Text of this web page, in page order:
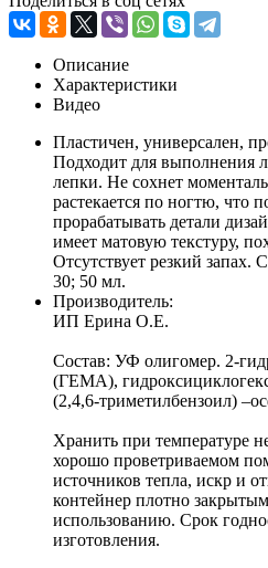
Описание
Характеристики
Видео
Пластичен, универсален,
Подходит для выполнения
лепки. Не сохнет
растекается по ногтю, что
прорабатывать детали
имеет матовую текстуру,
Отсутствует резкий запах.
30; 50 мл.
Производитель:
ИП Ерина О.Е.
Состав: УФ олигомер. 2-
(ГЕМА),
(2,4,6-триметилбензоил)
Хранить при температуре
хорошо проветриваемом
источников тепла, искр и
контейнер плотно
использованию. Срок
изготовления.